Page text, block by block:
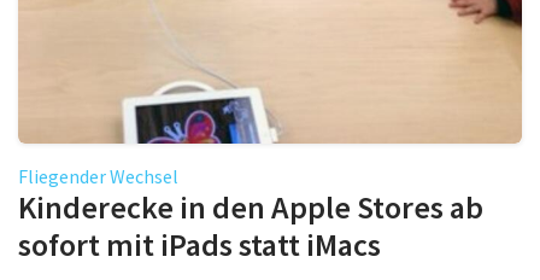
Fliegender Wechsel
Kinderecke in den Apple Stores ab
sofort mit iPads statt iMacs